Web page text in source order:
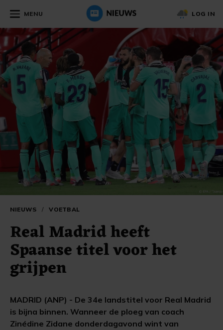
MENU LOG IN
NIEUWS / VOETBAL
Real Madrid heeft
Spaanse titel voor het
grijpen
MADRID (ANP) - De 34e landstitel voor Real Madrid
is bijna binnen. Wanneer de ploeg van coach
Zinédine Zidane donderdagavond wint van